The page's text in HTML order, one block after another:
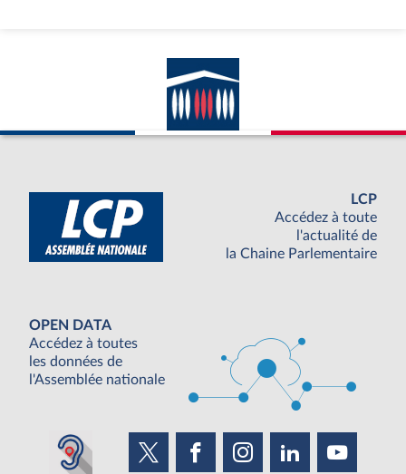
LCP
Accédez à toute
l'actualité de
la Chaine Parlementaire
OPEN DATA
Accédez à toutes
les données de
l'Assemblée nationale